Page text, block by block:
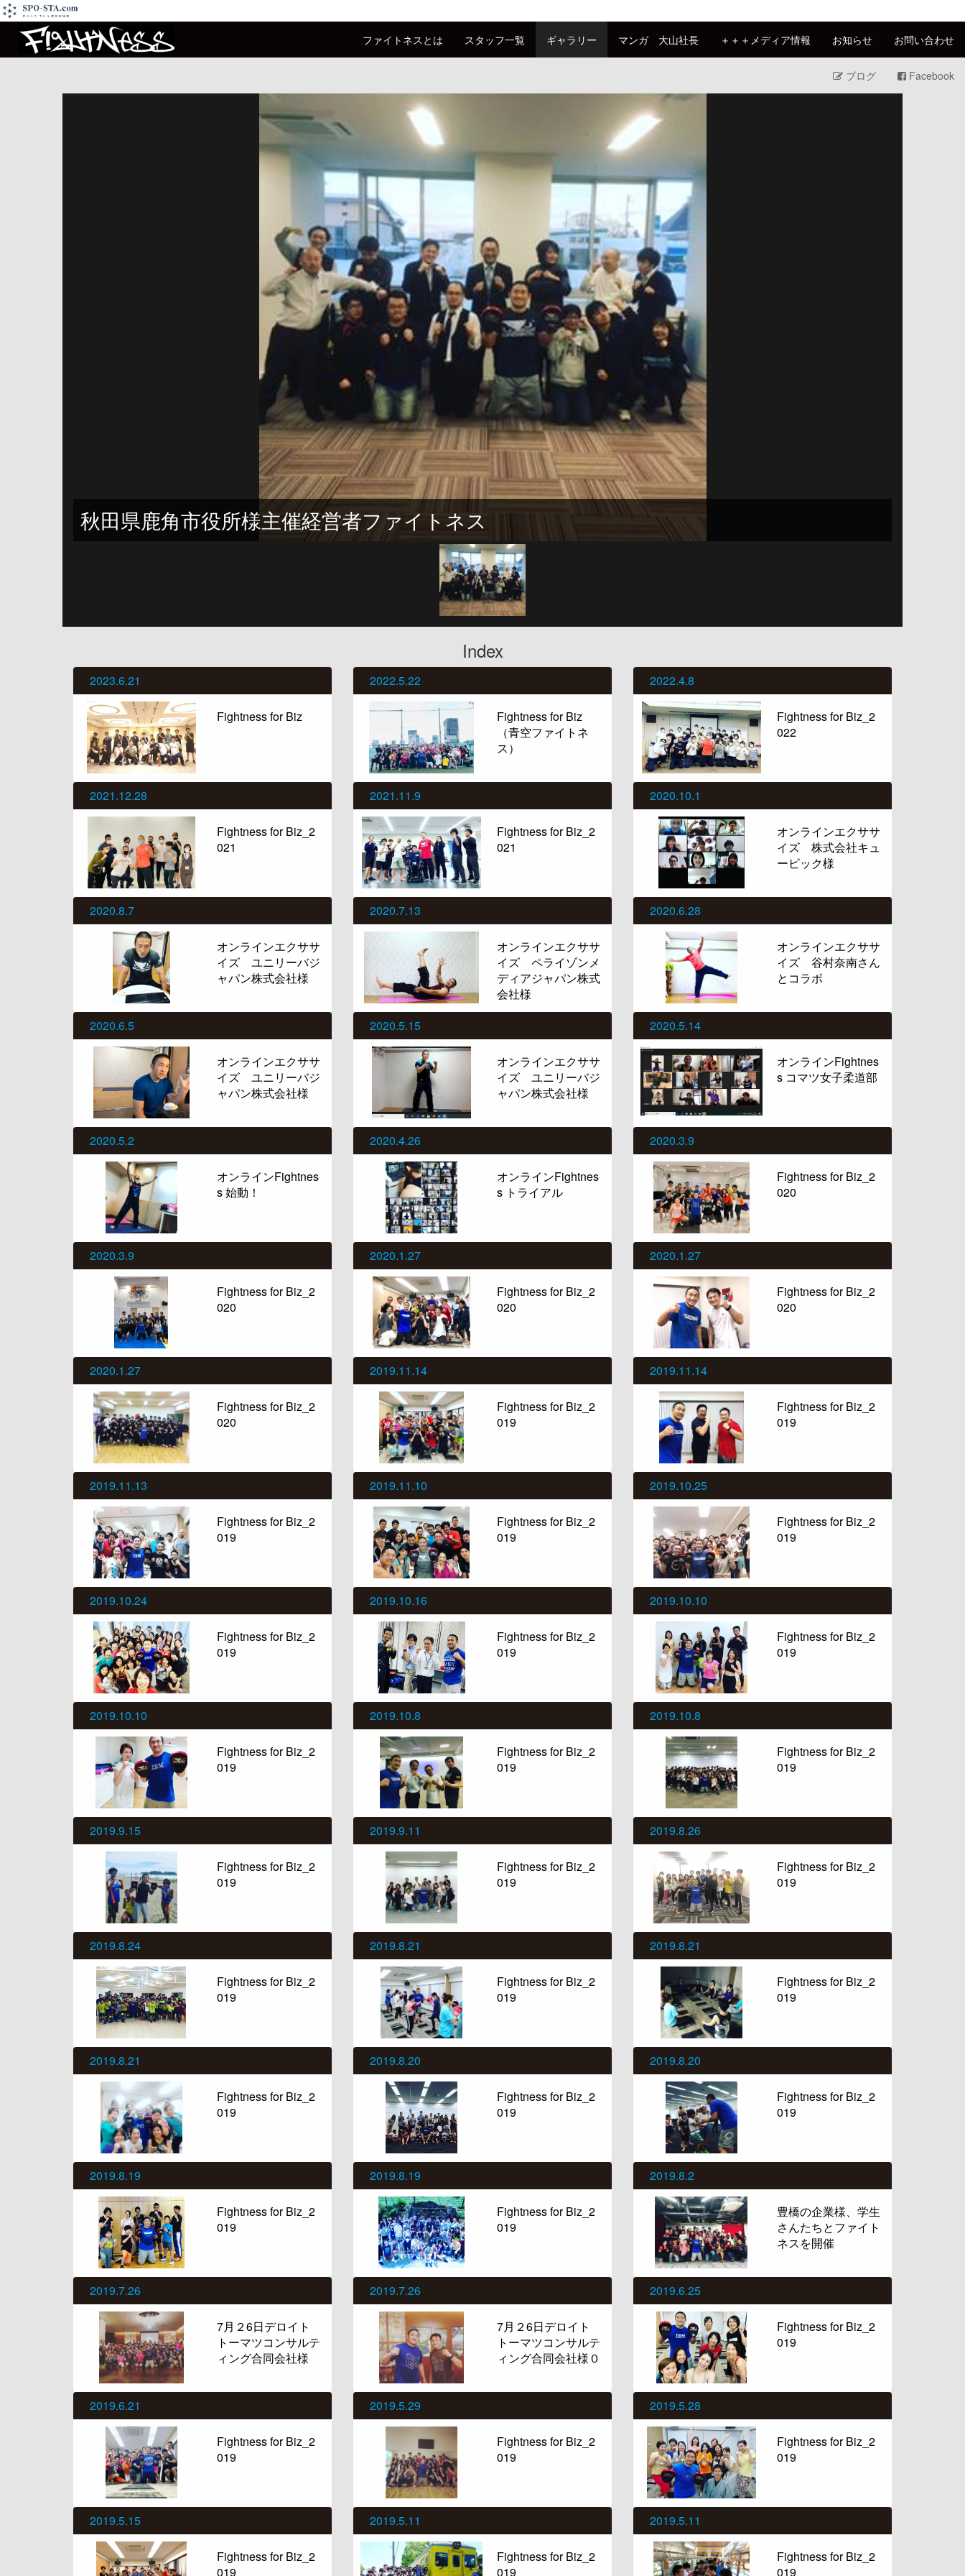
ファイトネスとは スタッフ一覧 ギャラリー マンガ 大山社長 ＋＋＋メディア情報 お知らせ お問い合わせ
ブログ Facebook
秋田県鹿角市役所様主催経営者ファイトネス
Index
2023.6.21
Fightness for Biz
2022.5.22
Fightness for Biz
（青空ファイトネ
ス）
2022.4.8
Fightness for Biz_2
022
2021.12.28
Fightness for Biz_2
021
2021.11.9
Fightness for Biz_2
021
2020.10.1
オンラインエクササ
イズ 株式会社キュ
ービック様
2020.8.7
オンラインエクササ
イズ ユニリーバジ
ャパン株式会社様
2020.7.13
オンラインエクササ
イズ ペライゾンメ
ディアジャパン株式
会社様
2020.6.28
オンラインエクササ
イズ 谷村奈南さん
とコラボ
2020.6.5
オンラインエクササ
イズ ユニリーバジ
ャパン株式会社様
2020.5.15
オンラインエクササ
イズ ユニリーバジ
ャパン株式会社様
2020.5.14
オンラインFightnes
s コマツ女子柔道部
2020.5.2
オンラインFightnes
s 始動！
2020.4.26
オンラインFightnes
s トライアル
2020.3.9
Fightness for Biz_2
020
2020.3.9
Fightness for Biz_2
020
2020.1.27
Fightness for Biz_2
020
2020.1.27
Fightness for Biz_2
020
2020.1.27
Fightness for Biz_2
020
2019.11.14
Fightness for Biz_2
019
2019.11.14
Fightness for Biz_2
019
2019.11.13
Fightness for Biz_2
019
2019.11.10
Fightness for Biz_2
019
2019.10.25
Fightness for Biz_2
019
2019.10.24
Fightness for Biz_2
019
2019.10.16
Fightness for Biz_2
019
2019.10.10
Fightness for Biz_2
019
2019.10.10
Fightness for Biz_2
019
2019.10.8
Fightness for Biz_2
019
2019.10.8
Fightness for Biz_2
019
2019.9.15
Fightness for Biz_2
019
2019.9.11
Fightness for Biz_2
019
2019.8.26
Fightness for Biz_2
019
2019.8.24
Fightness for Biz_2
019
2019.8.21
Fightness for Biz_2
019
2019.8.21
Fightness for Biz_2
019
2019.8.21
Fightness for Biz_2
019
2019.8.20
Fightness for Biz_2
019
2019.8.20
Fightness for Biz_2
019
2019.8.19
Fightness for Biz_2
019
2019.8.19
Fightness for Biz_2
019
2019.8.2
豊橋の企業様、学生
さんたちとファイト
ネスを開催
2019.7.26
7月２6日デロイト
トーマツコンサルテ
ィング合同会社様
2019.7.26
7月２6日デロイト
トーマツコンサルテ
ィング合同会社様０
2019.6.25
Fightness for Biz_2
019
2019.6.21
Fightness for Biz_2
019
2019.5.29
Fightness for Biz_2
019
2019.5.28
Fightness for Biz_2
019
2019.5.15
Fightness for Biz_2
019
2019.5.11
Fightness for Biz_2
019
2019.5.11
Fightness for Biz_2
019